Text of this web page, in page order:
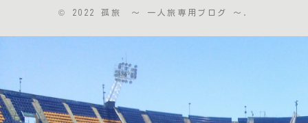
© 2022 孤旅 〜 一人旅専用ブログ ～.